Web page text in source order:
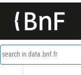
search in data.bnf.fr